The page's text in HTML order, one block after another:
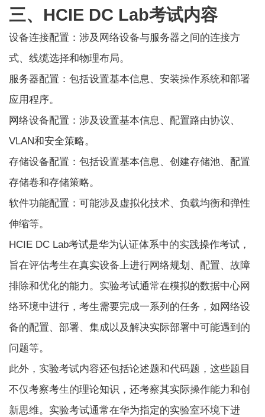
三、HCIE DC Lab考试内容
设备连接配置：涉及网络设备与服务器之间的连接方
式、线缆选择和物理布局。
服务器配置：包括设置基本信息、安装操作系统和部署
应用程序。
网络设备配置：涉及设置基本信息、配置路由协议、
VLAN和安全策略。
存储设备配置：包括设置基本信息、创建存储池、配置
存储卷和存储策略。
软件功能配置：可能涉及虚拟化技术、负载均衡和弹性
伸缩等。
HCIE DC Lab考试是华为认证体系中的实践操作考试，
旨在评估考生在真实设备上进行网络规划、配置、故障
排除和优化的能力。实验考试通常在模拟的数据中心网
络环境中进行，考生需要完成一系列的任务，如网络设
备的配置、部署、集成以及解决实际部署中可能遇到的
问题等。
此外，实验考试内容还包括论述题和代码题，这些题目
不仅考察考生的理论知识，还考察其实际操作能力和创
新思维。实验考试通常在华为指定的实验室环境下进